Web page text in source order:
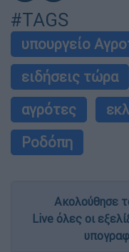
#TAGS
υπουργείο
ειδήσεις τώρα
αγρότες
Ροδόπη
Ακολούθησε
Live όλες οι